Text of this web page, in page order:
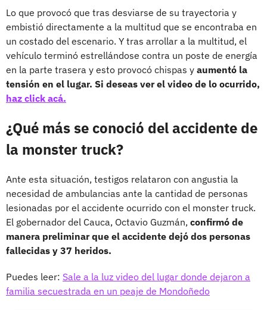
Lo que provocó que tras desviarse de su trayectoria y
embistió directamente a la multitud que se encontraba en
un costado del escenario. Y tras arrollar a la multitud, el
vehículo terminó estrellándose contra un poste de energía
en la parte trasera y esto provocó chispas y aumentó la
tensión en el lugar. Si deseas ver el video de lo ocurrido,
haz click acá.
¿Qué más se conoció del accidente de
la monster truck?
Ante esta situación, testigos relataron con angustia la
necesidad de ambulancias ante la cantidad de personas
lesionadas por el accidente ocurrido con el monster truck.
El gobernador del Cauca, Octavio Guzmán, confirmó de
manera preliminar que el accidente dejó dos personas
fallecidas y 37 heridos.
Puedes leer: Sale a la luz video del lugar donde dejaron a
familia secuestrada en un peaje de Mondoñedo